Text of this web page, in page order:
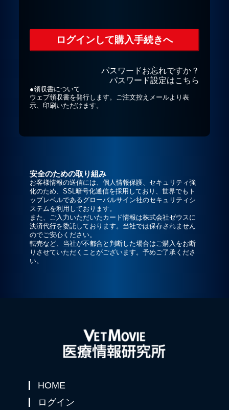
パスワードお忘れですか？
パスワード設定はこちら
●領収書について
ウェブ領収書を発行します。ご注文控えメールより表
示、印刷いただけます。
安全のための取り組み
お客様情報の送信には、個人情報保護、セキュリティ強
化のため、SSL暗号化通信を採用しており、世界でもト
ップレベルであるグローバルサイン社のセキュリティシ
ステムを利用しております。
また、ご入力いただいたカード情報は株式会社ゼウスに
決済代行を委託しております。当社では保存されません
のでご安心ください。
転売など、当社が不都合と判断した場合はご購入をお断
りさせていただくことがございます。予めご了承くださ
い。
HOME
ログイン